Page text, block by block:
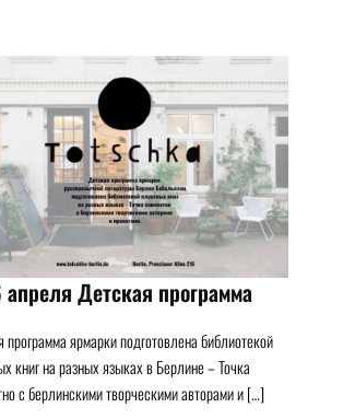
Детская программа
программа ярмарки подготовлена библиотекой
книг на разных языках в Берлине – Точка
с берлинскими творческими авторами и […]